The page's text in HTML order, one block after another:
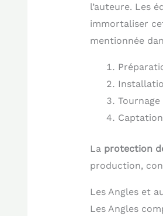
l’auteure. Les
immortaliser
mentionnée
La protection
production,
Les Angles et
Les Angles